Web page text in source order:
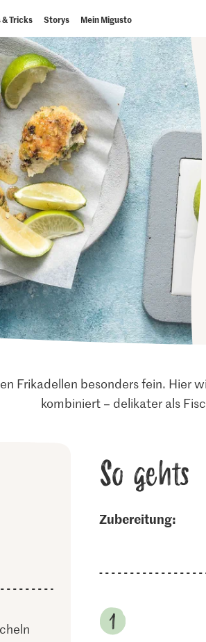
Tricks Storys Mein Migusto
Frikadellen besonders fein. Hier
kombiniert – delikater als
So gehts
Zubereitung: